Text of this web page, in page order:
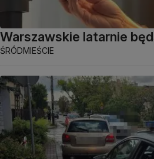
Warszawskie latarnie
ŚRÓDMIEŚCIE